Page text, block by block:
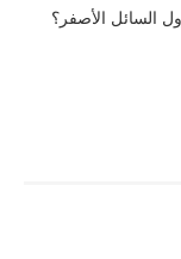
السائل الأصفر؟